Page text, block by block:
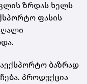
ზრდას ხელს
ფასის
ბაზრად
პროდუქცია